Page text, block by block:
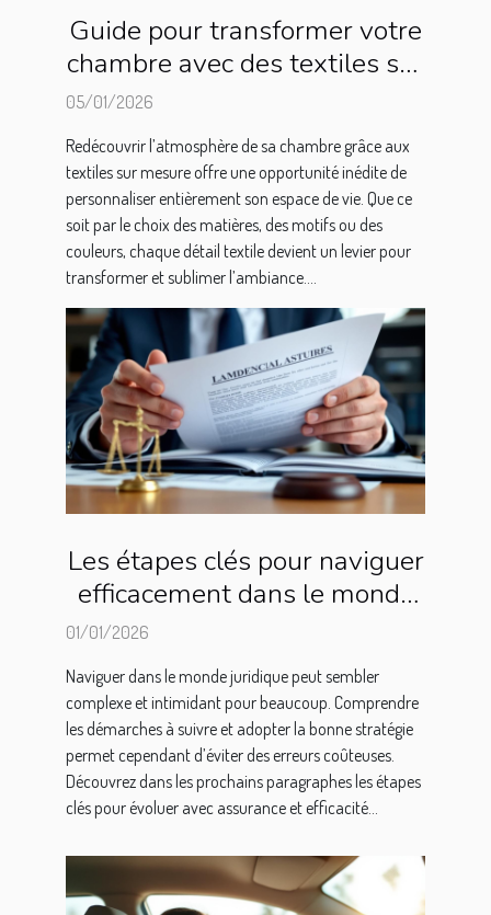
Guide pour transformer votre
chambre avec des textiles sur
05/01/2026
Redécouvrir l’atmosphère de sa chambre grâce aux
textiles sur mesure offre une opportunité inédite de
personnaliser entièrement son espace de vie. Que ce
soit par le choix des matières, des motifs ou des
couleurs, chaque détail textile devient un levier pour
transformer et sublimer l’ambiance....
Les étapes clés pour naviguer
efficacement dans le monde
01/01/2026
Naviguer dans le monde juridique peut sembler
complexe et intimidant pour beaucoup. Comprendre
les démarches à suivre et adopter la bonne stratégie
permet cependant d’éviter des erreurs coûteuses.
Découvrez dans les prochains paragraphes les étapes
clés pour évoluer avec assurance et efficacité...